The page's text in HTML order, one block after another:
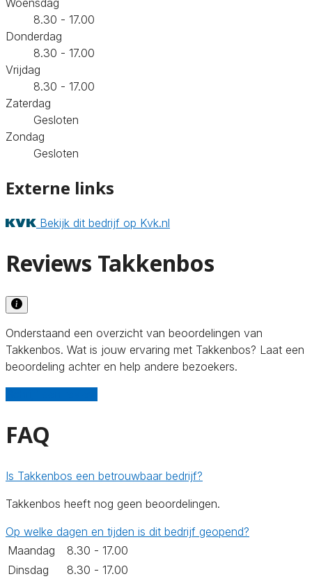
8.30 - 17.00
Donderdag
8.30 - 17.00
Vrijdag
8.30 - 17.00
Zaterdag
Gesloten
Zondag
Gesloten
Externe links
Bekijk dit bedrijf op Kvk.nl
Reviews Takkenbos
Onderstaand een overzicht van beoordelingen van
Takkenbos. Wat is jouw ervaring met Takkenbos? Laat een
beoordeling achter en help andere bezoekers.
FAQ
Is Takkenbos een betrouwbaar bedrijf?
Takkenbos heeft nog geen beoordelingen.
Op welke dagen en tijden is dit bedrijf geopend?
Maandag
8.30 - 17.00
Dinsdag
8.30 - 17.00